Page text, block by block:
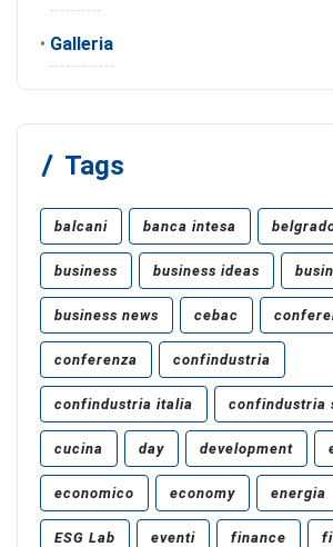
• Galleria
Tags
balcani banca intesa
business business ideas
business news cebac
conferenza confindustria
confindustria italia confindustria
cucina day development
economico economy energia
ESG Lab eventi finance